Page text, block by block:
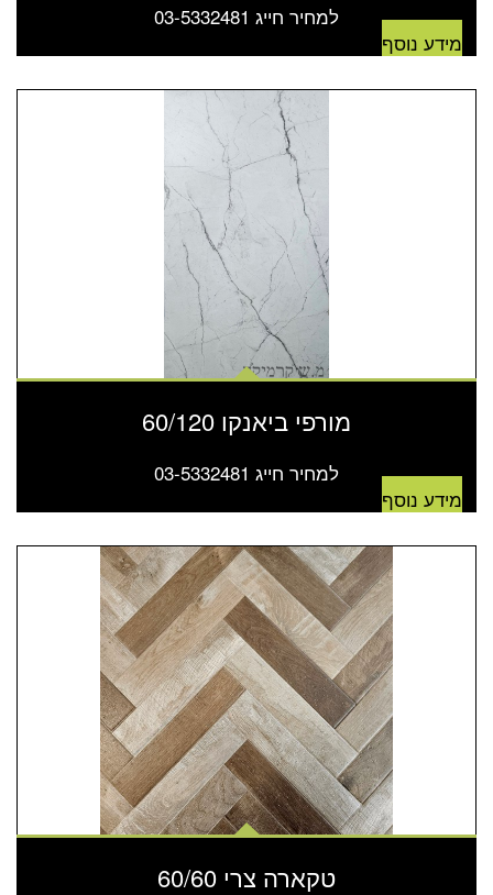
למחיר חייג 03-5332481
מידע נוסף
מורפי ביאנקו 60/120
למחיר חייג 03-5332481
מידע נוסף
טקארה צרי 60/60